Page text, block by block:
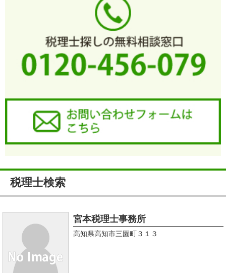
税理士検索
宮本税理士事務所
高知県高知市三園町３１３